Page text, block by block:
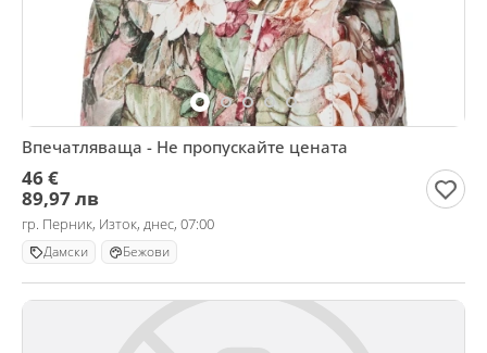
Впечатляваща - Не пропускайте цената
46 €
89,97 лв
гр. Перник, Изток, днес, 07:00
Дамски Бежови